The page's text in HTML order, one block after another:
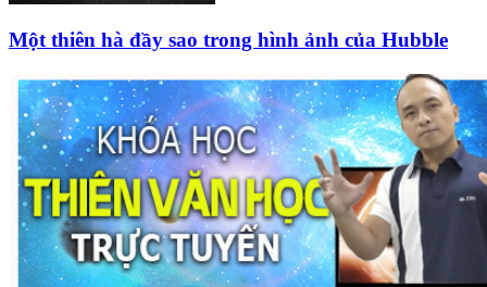
Một thiên hà đầy sao trong hình ảnh của Hubble